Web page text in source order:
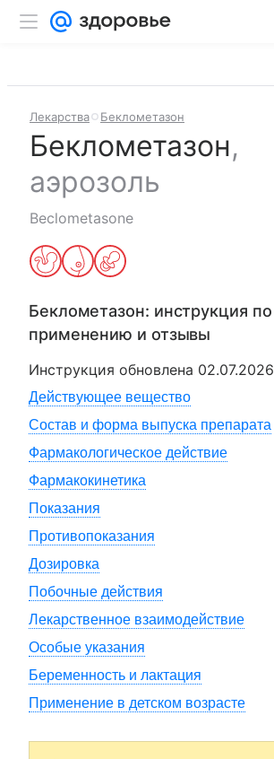
Лекарства Беклометазон
Беклометазон,
аэрозоль
Beclometasone
Беклометазон: инструкция по
применению и отзывы
Инструкция обновлена 02.07.2026
Действующее вещество
Состав и форма выпуска препарата
Фармакологическое действие
Фармакокинетика
Показания
Противопоказания
Дозировка
Побочные действия
Лекарственное взаимодействие
Особые указания
Беременность и лактация
Применение в детском возрасте